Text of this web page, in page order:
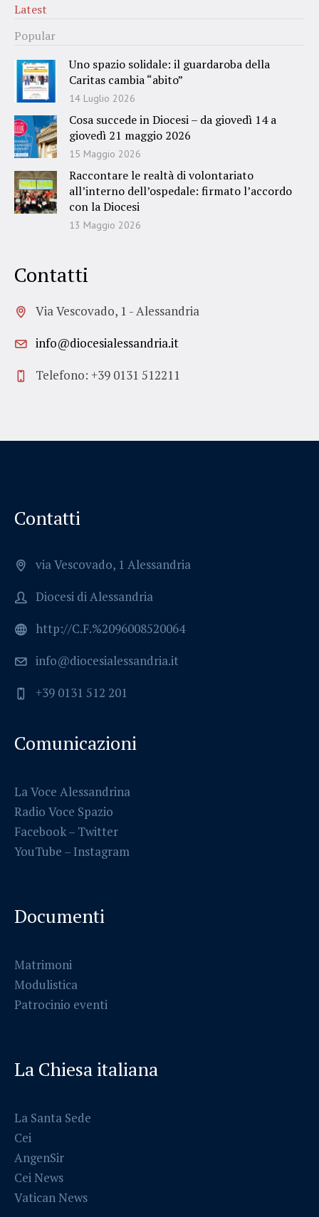
Latest
Popular
Uno spazio solidale: il guardaroba della
Caritas cambia “abito”
14 Luglio 2026
Cosa succede in Diocesi – da giovedì 14 a
giovedì 21 maggio 2026
15 Maggio 2026
Raccontare le realtà di volontariato
all’interno dell’ospedale: firmato l’accordo
con la Diocesi
13 Maggio 2026
Contatti
Via Vescovado, 1 - Alessandria
info@diocesialessandria.it
Telefono: +39 0131 512211
Contatti
via Vescovado, 1 Alessandria
Diocesi di Alessandria
http://C.F.%2096008520064
info@diocesialessandria.it
+39 0131 512 201
Comunicazioni
La Voce Alessandrina
Radio Voce Spazio
Facebook– Twitter
YouTube – Instagram
Documenti
Matrimoni
Modulistica
Patrocinio eventi
La Chiesa italiana
La Santa Sede
Cei
AngenSir
Cei News
Vatican News